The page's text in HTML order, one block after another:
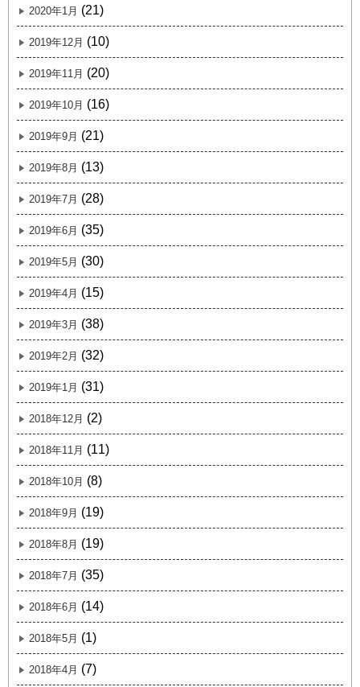
2020年1月 (21)
2019年12月 (10)
2019年11月 (20)
2019年10月 (16)
2019年9月 (21)
2019年8月 (13)
2019年7月 (28)
2019年6月 (35)
2019年5月 (30)
2019年4月 (15)
2019年3月 (38)
2019年2月 (32)
2019年1月 (31)
2018年12月 (2)
2018年11月 (11)
2018年10月 (8)
2018年9月 (19)
2018年8月 (19)
2018年7月 (35)
2018年6月 (14)
2018年5月 (1)
2018年4月 (7)